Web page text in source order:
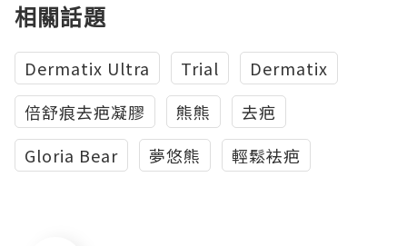
相關話題
Dermatix Ultra Trial
Dermatix
倍舒痕去疤凝膠
熊熊
去疤
Gloria Bear
夢悠熊 輕鬆袪疤